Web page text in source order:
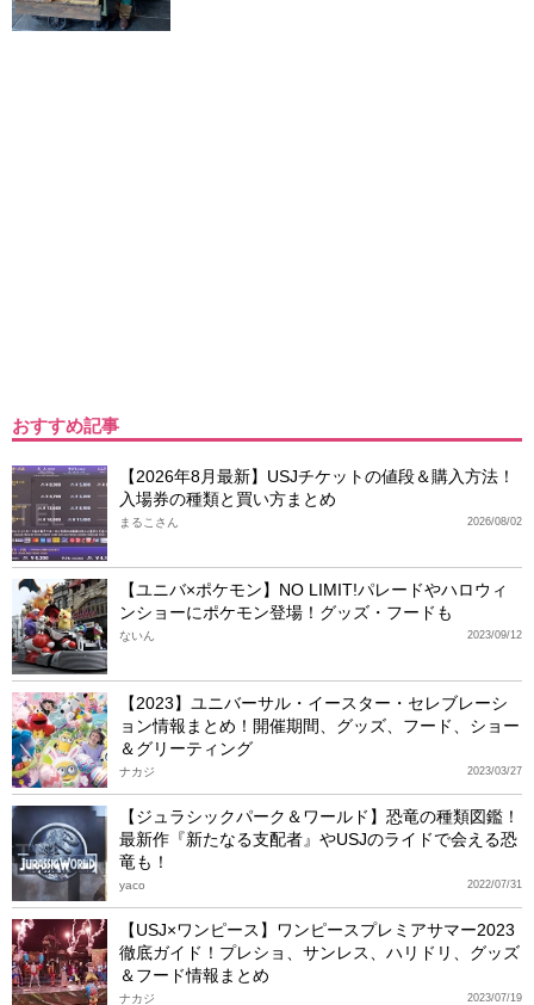
おすすめ記事
【2026年8月最新】USJチケットの値段＆購入方法！
入場券の種類と買い方まとめ
2026/08/02
まるこさん
【ユニバ×ポケモン】NO LIMIT!パレードやハロウィ
ンショーにポケモン登場！グッズ・フードも
2023/09/12
ないん
【2023】ユニバーサル・イースター・セレブレーシ
ョン情報まとめ！開催期間、グッズ、フード、ショー
＆グリーティング
2023/03/27
ナカジ
【ジュラシックパーク＆ワールド】恐竜の種類図鑑！
最新作『新たなる支配者』やUSJのライドで会える恐
竜も！
2022/07/31
yaco
【USJ×ワンピース】ワンピースプレミアサマー2023
徹底ガイド！プレショ、サンレス、ハリドリ、グッズ
＆フード情報まとめ
2023/07/19
ナカジ